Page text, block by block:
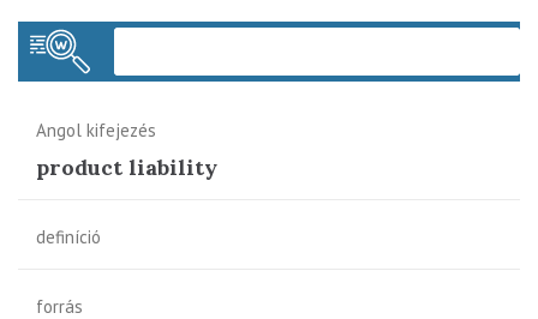
Angol kifejezés
product liability
definíció
forrás